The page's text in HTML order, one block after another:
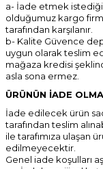
a- İade etmek
olduğumuz kargo
tarafından karşılanır.
b- Kalite Güvence
uygun olarak teslim
mağaza kredisi
asla sona ermez.
ÜRÜNÜN İADE
İade edilecek ürün
tarafından teslim
ile tarafımıza ulaşan
edilmeyecektir.
Genel iade koşulları